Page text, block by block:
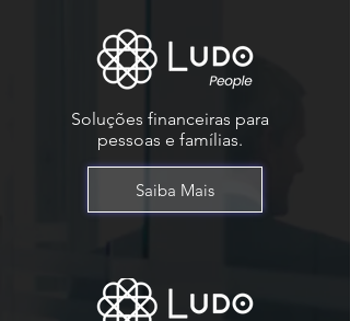
Soluções financeiras para
pessoas e famílias.
Saiba Mais